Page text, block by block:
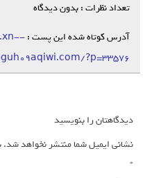
تعداد نظرات : بدون دیدگاه
آدرس کوتاه شده این پست :
?p=33576
دیدگاهتان را بنویسید
نشانی ایمیل شما منتشر نخواهد شد.
*